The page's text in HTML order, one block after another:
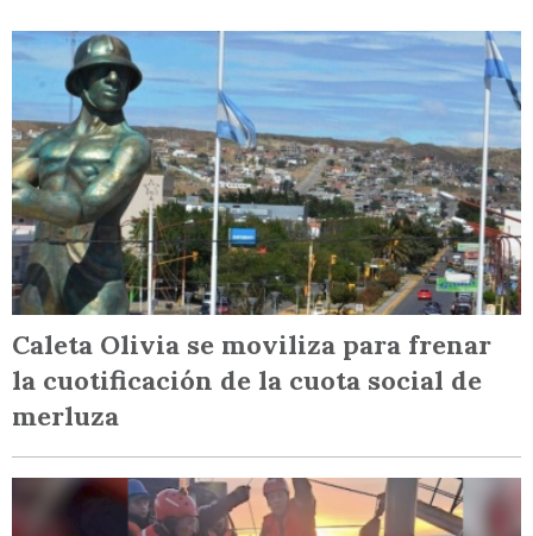
Caleta Olivia se moviliza para frenar
la cuotificación de la cuota social de
merluza